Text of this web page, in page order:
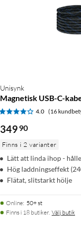
Unisynk
Magnetisk USB-C-
4.0 (16
349 90
Finns i 2 varianter
Lätt att linda ihop -
Hög laddningseffekt
Flätat, slitstarkt hölje
Online: 50+ st
Finns i 18 butiker. Välj butik